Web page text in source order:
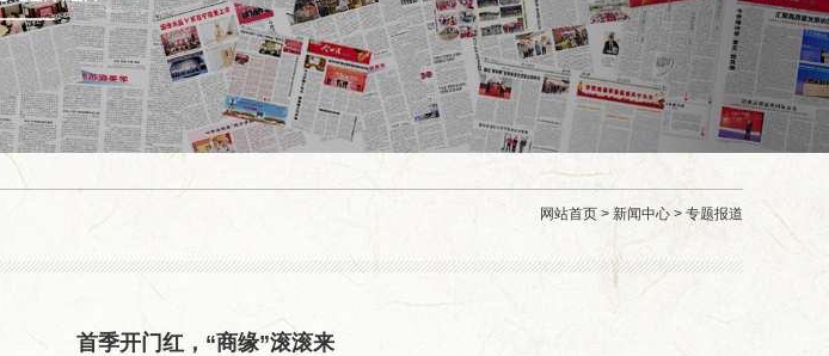
网站首页 > 新闻中心 > 专题报道
首季开门红，“商缘”滚滚来